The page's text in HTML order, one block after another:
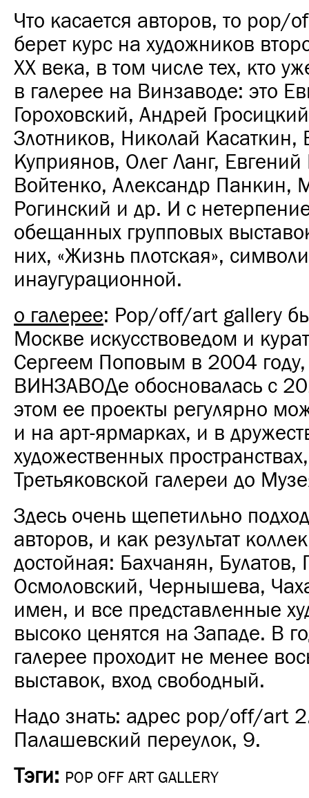
Что касается авторов, то
берет курс на художников
ХХ века, в том числе тех, кто
в галерее на Винзаводе: это
Гороховский, Андрей
Злотников, Николай
Куприянов, Олег Ланг,
Войтенко, Александр Панкин,
Рогинский и др. И с
обещанных групповых
них, «Жизнь плотская»,
инаугурационной.
о галерее: Pop/off/art gallery
Москве искусствоведом и
Сергеем Поповым в 2004
ВИНЗАВОДе обосновалась с
этом ее проекты регулярно
и на арт-ярмарках, и в
художественных
Третьяковской галереи до
Здесь очень щепетильно
авторов, и как результат
достойная: Бахчанян, Булатов,
Осмоловский, Чернышева,
имен, и все представленные
высоко ценятся на Западе. В
галерее проходит не менее
выставок, вход свободный.
Надо знать: адрес pop/off/art
Палашевский переулок, 9.
Тэги: POP OFF ART GALLERY